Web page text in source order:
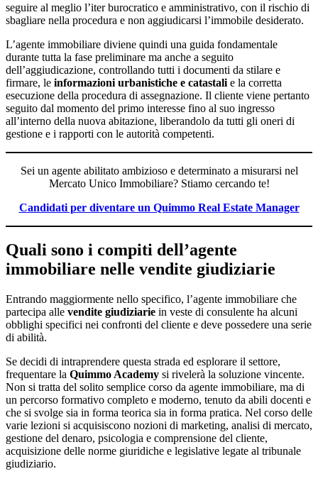
seguire al meglio l’iter burocratico e amministrativo, con il rischio di
sbagliare nella procedura e non aggiudicarsi l’immobile desiderato.
L’agente immobiliare diviene quindi una guida fondamentale
durante tutta la fase preliminare ma anche a seguito
dell’aggiudicazione, controllando tutti i documenti da stilare e
firmare, le informazioni urbanistiche e catastali e la corretta
esecuzione della procedura di assegnazione. Il cliente viene pertanto
seguito dal momento del primo interesse fino al suo ingresso
all’interno della nuova abitazione, liberandolo da tutti gli oneri di
gestione e i rapporti con le autorità competenti.
Sei un agente abilitato ambizioso e determinato a misurarsi nel
Mercato Unico Immobiliare? Stiamo cercando te!
Candidati per diventare un Quimmo Real Estate Manager
Quali sono i compiti dell’agente
immobiliare nelle vendite giudiziarie
Entrando maggiormente nello specifico, l’agente immobiliare che
partecipa alle vendite giudiziarie in veste di consulente ha alcuni
obblighi specifici nei confronti del cliente e deve possedere una serie
di abilità.
Se decidi di intraprendere questa strada ed esplorare il settore,
frequentare la Quimmo Academy si rivelerà la soluzione vincente.
Non si tratta del solito semplice corso da agente immobiliare, ma di
un percorso formativo completo e moderno, tenuto da abili docenti e
che si svolge sia in forma teorica sia in forma pratica. Nel corso delle
varie lezioni si acquisiscono nozioni di marketing, analisi di mercato,
gestione del denaro, psicologia e comprensione del cliente,
acquisizione delle norme giuridiche e legislative legate al tribunale
giudiziario.